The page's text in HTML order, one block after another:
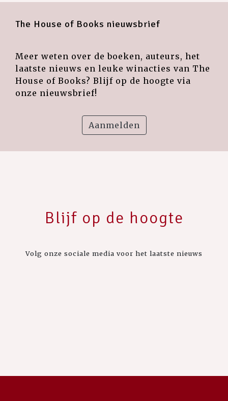
The House of Books nieuwsbrief
Meer weten over de boeken, auteurs, het
laatste nieuws en leuke winacties van The
House of Books? Blijf op de hoogte via
onze nieuwsbrief!
Aanmelden
Blijf op de hoogte
Volg onze sociale media voor het laatste nieuws